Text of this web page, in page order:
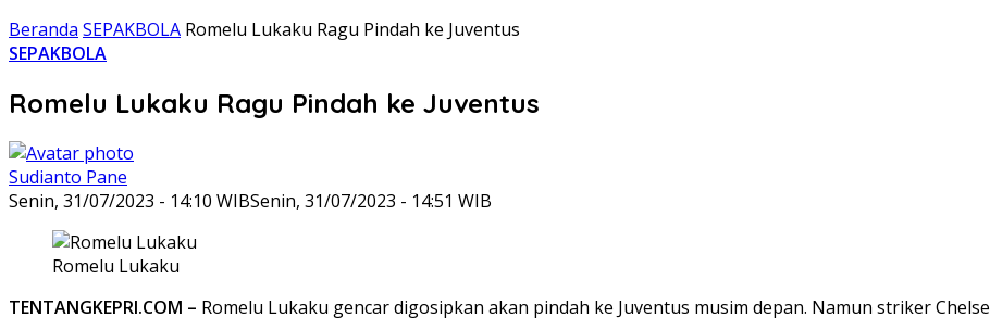
Beranda SEPAKBOLA Romelu Lukaku Ragu Pindah ke Juventus
SEPAKBOLA
Romelu Lukaku Ragu Pindah ke Juventus
Sudianto Pane
Senin, 31/07/2023 - 14:10 WIBSenin, 31/07/2023 - 14:51 WIB
Romelu Lukaku
TENTANGKEPRI.COM – Romelu Lukaku gencar digosipkan akan pindah ke Juventus musim depan. Namun striker